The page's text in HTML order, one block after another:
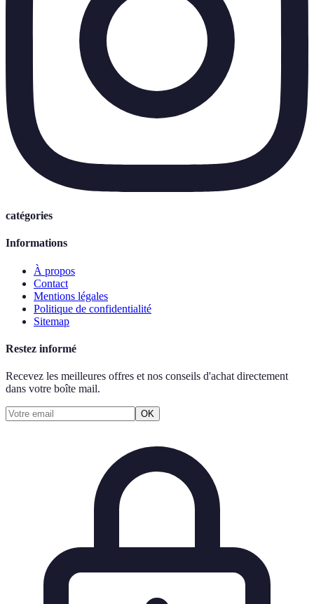
catégories
Informations
À propos
Contact
Mentions légales
Politique de confidentialité
Sitemap
Restez informé
Recevez les meilleures offres et nos conseils d'achat directement
dans votre boîte mail.
OK